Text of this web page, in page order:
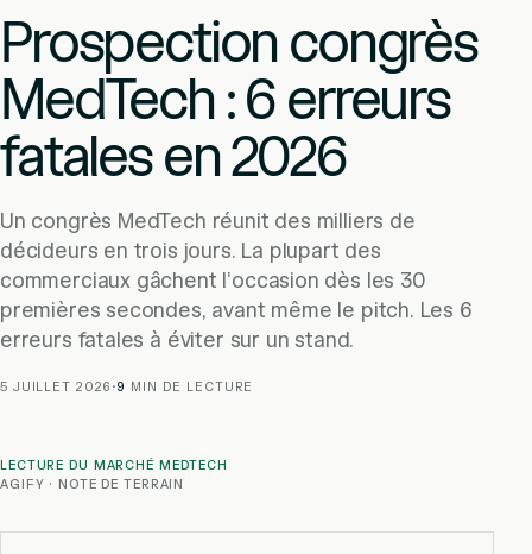
Prospection congrès
MedTech : 6 erreurs
fatales en 2026
Un congrès MedTech réunit des milliers de
décideurs en trois jours. La plupart des
commerciaux gâchent l'occasion dès les 30
premières secondes, avant même le pitch. Les 6
erreurs fatales à éviter sur un stand.
5 JUILLET 2026 ·9 MIN DE LECTURE
LECTURE DU MARCHÉ MEDTECH
AGIFY · NOTE DE TERRAIN